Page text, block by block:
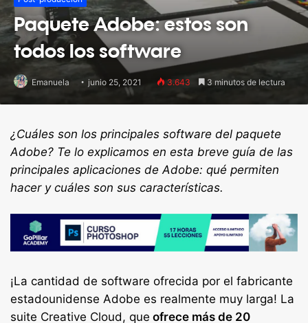
Paquete Adobe: estos son
todos los software
Emanuela junio 25, 2021 3.643 3 minutos de lectura
¿Cuáles son los principales software del paquete
Adobe? Te lo explicamos en esta breve guía de las
principales aplicaciones de Adobe: qué permiten
hacer y cuáles son sus características.
¡La cantidad de software ofrecida por el fabricante
estadounidense Adobe es realmente muy larga! La
suite Creative Cloud, que ofrece más de 20